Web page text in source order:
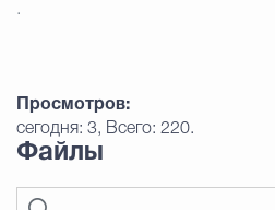
.
Просмотров:
сегодня: 3, Всего: 220.
Файлы